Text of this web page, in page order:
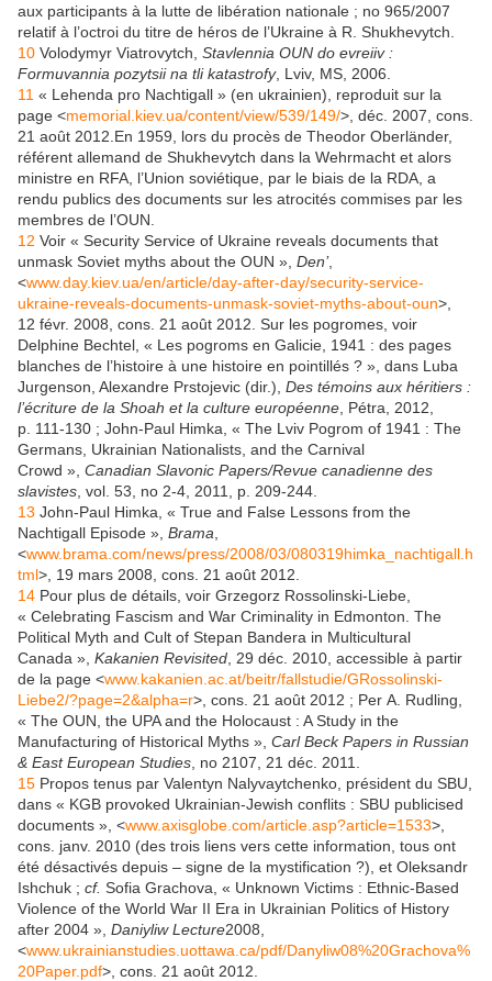
aux participants à la lutte de libération nationale ; no 965/2007
relatif à l’octroi du titre de héros de l’Ukraine à R. Shukhevytch.
10 Volodymyr Viatrovytch, Stavlennia OUN do evreiiv :
Formuvannia pozytsii na tli katastrofy, Lviv, MS, 2006.
11 « Lehenda pro Nachtigall » (en ukrainien), reproduit sur la
page <memorial.kiev.ua/content/view/539/149/>, déc. 2007, cons.
21 août 2012.En 1959, lors du procès de Theodor Oberländer,
référent allemand de Shukhevytch dans la Wehrmacht et alors
ministre en RFA, l’Union soviétique, par le biais de la RDA, a
rendu publics des documents sur les atrocités commises par les
membres de l’OUN.
12 Voir « Security Service of Ukraine reveals documents that
unmask Soviet myths about the OUN », Den’,
<www.day.kiev.ua/en/article/day-after-day/security-service-
ukraine-reveals-documents-unmask-soviet-myths-about-oun>,
12 févr. 2008, cons. 21 août 2012. Sur les pogromes, voir
Delphine Bechtel, « Les pogroms en Galicie, 1941 : des pages
blanches de l’histoire à une histoire en pointillés ? », dans Luba
Jurgenson, Alexandre Prstojevic (dir.), Des témoins aux héritiers :
l’écriture de la Shoah et la culture européenne , Pétra, 2012,
p. 111-130 ; John-Paul Himka, « The Lviv Pogrom of 1941 : The
Germans, Ukrainian Nationalists, and the Carnival
Crowd », Canadian Slavonic Papers/Revue canadienne des
slavistes , vol. 53, no 2-4, 2011, p. 209-244.
13 John-Paul Himka, « True and False Lessons from the
Nachtigall Episode », Brama
<www.brama.com/news/press/2008/03/080319himka_nachtigall.h
tml>, 19 mars 2008, cons. 21 août 2012.
14 Pour plus de détails, voir Grzegorz Rossolinski-Liebe,
« Celebrating Fascism and War Criminality in Edmonton. The
Political Myth and Cult of Stepan Bandera in Multicultural
Canada », Kakanien Revisited , 29 déc. 2010, accessible à partir
de la page <www.kakanien.ac.at/beitr/fallstudie/GRossolinski-
Liebe2/?page=2&alpha=r>, cons. 21 août 2012 ; Per A. Rudling,
« The OUN, the UPA and the Holocaust : A Study in the
Manufacturing of Historical Myths », Carl Beck Papers in Russian
& East European Studies , no 2107, 21 déc. 2011.
15 Propos tenus par Valentyn Nalyvaytchenko, président du SBU,
dans « KGB provoked Ukrainian-Jewish conflits : SBU publicised
documents », <www.axisglobe.com/article.asp?article=1533>,
cons. janv. 2010 (des trois liens vers cette information, tous ont
été désactivés depuis – signe de la mystification ?), et Oleksandr
Ishchuk ; cf. Sofia Grachova, « Unknown Victims : Ethnic-Based
Violence of the World War II Era in Ukrainian Politics of History
after 2004 », Daniyliw Lecture2008,
<www.ukrainianstudies.uottawa.ca/pdf/Danyliw08%20Grachova%
20Paper.pdf>, cons. 21 août 2012.